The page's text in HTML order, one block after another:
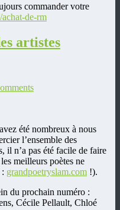
commander votre
de-rm
artistes
été nombreux à nous
l’ensemble des
il n’a pas été facile de faire
meilleurs poètes ne
grandpoetryslam.com !).
du prochain numéro :
Cécile Pellault, Chloé